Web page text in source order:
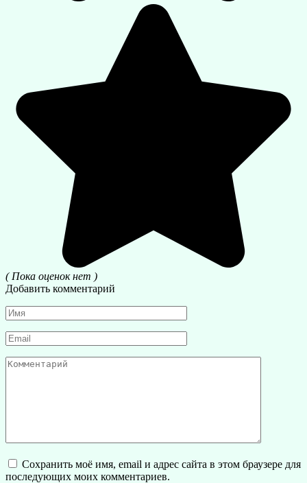
( Пока оценок нет )
Добавить комментарий
Имя
*
Email
*
Комментарий
Сохранить моё имя, email и адрес сайта в этом браузере для
последующих моих комментариев.